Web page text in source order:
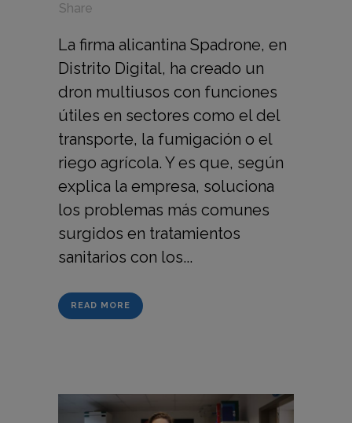
Share
La firma alicantina Spadrone, en
Distrito Digital, ha creado un
dron multiusos con funciones
útiles en sectores como el del
transporte, la fumigación o el
riego agrícola. Y es que, según
explica la empresa, soluciona
los problemas más comunes
surgidos en tratamientos
sanitarios con los...
READ MORE